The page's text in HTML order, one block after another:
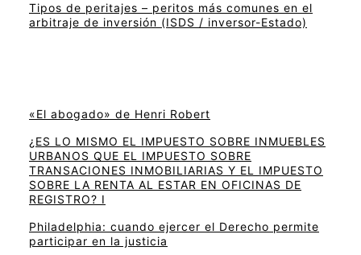
Tipos de peritajes – peritos más comunes en el
arbitraje de inversión (ISDS / inversor-Estado)
«El abogado» de Henri Robert
¿ES LO MISMO EL IMPUESTO SOBRE INMUEBLES
URBANOS QUE EL IMPUESTO SOBRE
TRANSACIONES INMOBILIARIAS Y EL IMPUESTO
SOBRE LA RENTA AL ESTAR EN OFICINAS DE
REGISTRO? I
Philadelphia: cuando ejercer el Derecho permite
participar en la justicia